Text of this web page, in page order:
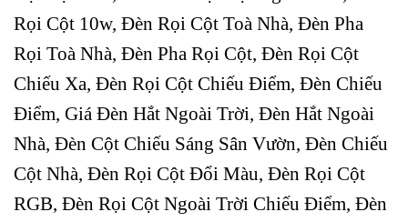
Rọi Cột 10w, Đèn Rọi Cột Toà Nhà, Đèn Pha
Rọi Toà Nhà, Đèn Pha Rọi Cột, Đèn Rọi Cột
Chiếu Xa, Đèn Rọi Cột Chiếu Điểm, Đèn Chiếu
Điểm, Giá Đèn Hắt Ngoài Trời, Đèn Hắt Ngoài
Nhà, Đèn Cột Chiếu Sáng Sân Vườn, Đèn Chiếu
Cột Nhà, Đèn Rọi Cột Đổi Màu, Đèn Rọi Cột
RGB, Đèn Rọi Cột Ngoài Trời Chiếu Điểm, Đèn